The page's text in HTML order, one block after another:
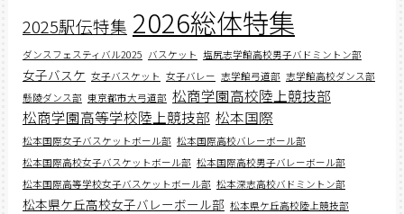
2025駅伝特集 2026総体特集
ダンスフェスティバル2025 バスケット 塩尻志学館高校男子バドミントン部
女子バスケ 女子バスケット 女子バレー 志学館弓道部 志学館高校ダンス部
懸陵ダンス部 東京都市大弓道部 松商学園高校陸上競技部
松商学園高等学校陸上競技部 松本国際
松本国際女子バスケットボール部 松本国際高校バレーボール部
松本国際高校女子バスケットボール部 松本国際高校男子バレーボール部
松本国際高等学校女子バスケットボール部 松本深志高校バドミントン部
松本県ケ丘高校女子バレーボール部 松本県ケ丘高校陸上競技部